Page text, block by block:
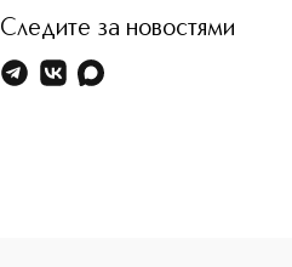
Следите за новостями